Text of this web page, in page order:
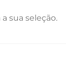
sua seleção.